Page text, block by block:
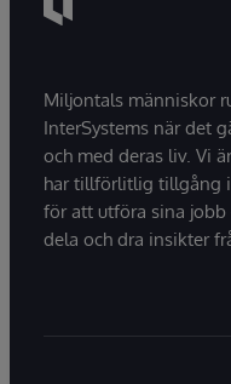
Miljontals människor
InterSystems när det
och med deras liv. Vi
har tillförlitlig tillgång
för att utföra sina
dela och dra insikter